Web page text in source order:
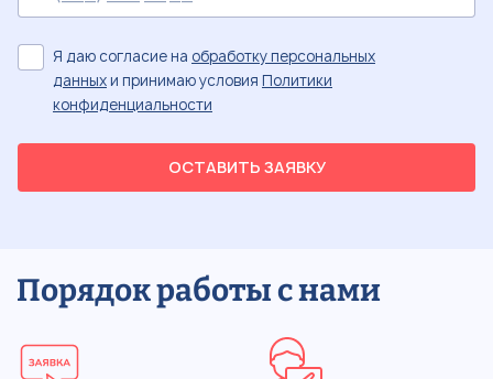
ОСТАВИТЬ ЗАЯВКУ
Я даю согласие на обработку персональных
данныхи принимаю условия Политики
конфиденциальности
Порядок работы с нами